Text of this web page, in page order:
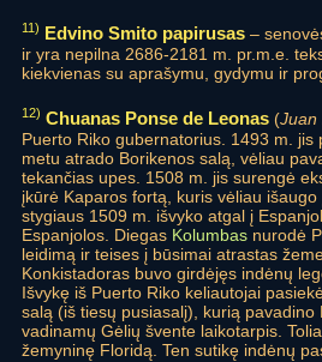
11) Edvino Smito papirusas –
ir yra nepilna 2686-2181 m. pr.m.e.
kiekvienas su aprašymu, gydymu ir
12) Chuanas Ponse de Leonas (Juan
Puerto Riko gubernatorius. 1493 m. jis
metu atrado Borikenos salą, vėliau
tekančias upes. 1508 m. jis surengė
įkūrė Kaparos fortą, kuris vėliau
stygiaus 1509 m. išvyko atgal į
Espanjolos. Diegas Kolumbas nurodė
leidimą ir teises į būsimai atrastas
Konkistadoras buvo girdėjęs indėnų
Išvykę iš Puerto Riko keliautojai
salą (iš tiesų pusiasalį), kurią
vadinamų Gėlių švente laikotarpis.
žemyninę Floridą. Ten sutikę indėnų